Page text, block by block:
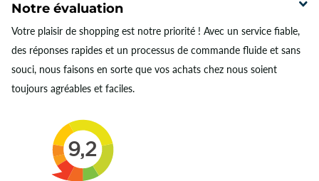
Notre évaluation
Votre plaisir de shopping est notre priorité ! Avec un service fiable,
des réponses rapides et un processus de commande fluide et sans
souci, nous faisons en sorte que vos achats chez nous soient
toujours agréables et faciles.